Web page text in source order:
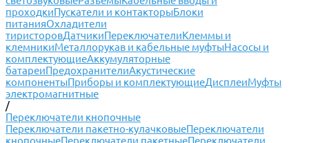
проходкиПускатели и контакторыБлоки
питанияОхладители
тиристоровДатчикиПереключателиКлеммы и
клемникиМеталлорукав и кабельные муфтыНасосы и
комплектующиеАккумуляторные
батареиПредохранителиАкустические
компонентыПриборы и комплектующиеДисплеиМуфты
электромагнитные
/
Переключатели кнопочные
Переключатели пакетно-кулачковыеПереключатели
кнопочныеПереключатели пакетныеПереключатели